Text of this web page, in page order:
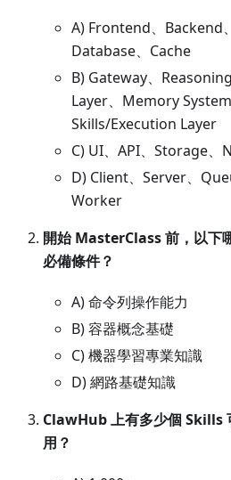
A) Frontend、Backend、
Database、Cache
B) Gateway、Reasoning
Layer、Memory System
Skills/Execution Layer
C) UI、API、Storage
D) Client、Server、
Worker
開始 MasterClass 前，以下
必備條件？
A) 命令列操作能力
B) 容器概念基礎
C) 機器學習專業知識
D) 網路基礎知識
ClawHub 上有多少個 Skills
用？